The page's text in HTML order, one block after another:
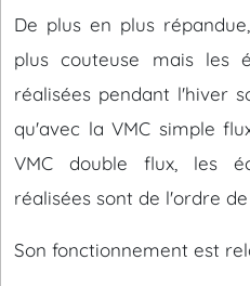
De plus en plus
plus couteuse mais les
réalisées pendant l'hiver
qu'avec la VMC simple
VMC double flux, les
réalisées sont de l'ordre de
Son fonctionnement est